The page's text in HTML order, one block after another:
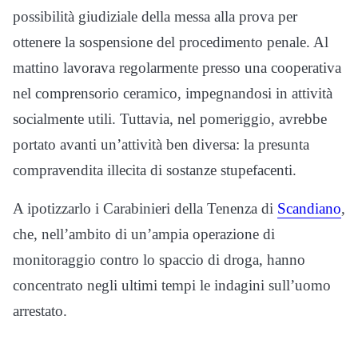
possibilità giudiziale della messa alla prova per
ottenere la sospensione del procedimento penale. Al
mattino lavorava regolarmente presso una cooperativa
nel comprensorio ceramico, impegnandosi in attività
socialmente utili. Tuttavia, nel pomeriggio, avrebbe
portato avanti un’attività ben diversa: la presunta
compravendita illecita di sostanze stupefacenti.
A ipotizzarlo i Carabinieri della Tenenza di Scandiano,
che, nell’ambito di un’ampia operazione di
monitoraggio contro lo spaccio di droga, hanno
concentrato negli ultimi tempi le indagini sull’uomo
arrestato.